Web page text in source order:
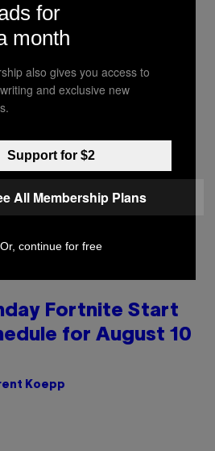
4 Release Date
After Square
Report
Koepp
Fortnite Start
for August 10
Koepp
for
month
also gives you access to
and exclusive new
Support for $2
All Membership Plans
Or, continue for free